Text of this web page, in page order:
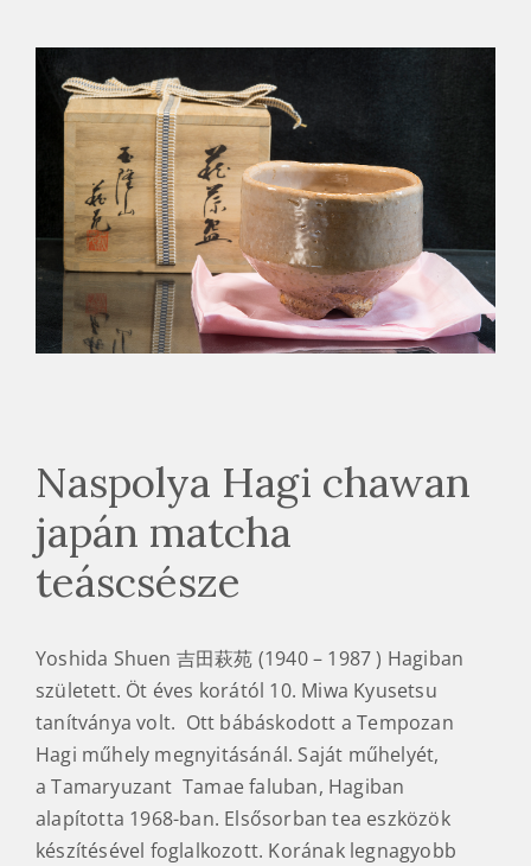
Naspolya Hagi chawan
japán matcha
teáscsésze
Yoshida Shuen 吉田萩苑 (1940 – 1987 ) Hagiban
született. Öt éves korától 10. Miwa Kyusetsu
tanítványa volt. Ott bábáskodott a Tempozan
Hagi műhely megnyitásánál. Saját műhelyét,
a Tamaryuzant Tamae faluban, Hagiban
alapította 1968-ban. Elsősorban tea eszközök
készítésével foglalkozott. Korának legnagyobb